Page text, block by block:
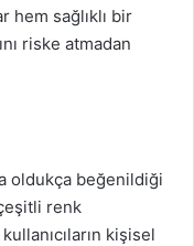
hem sağlıklı bir
riske atmadan
oldukça beğenildiği
renk
kişisel